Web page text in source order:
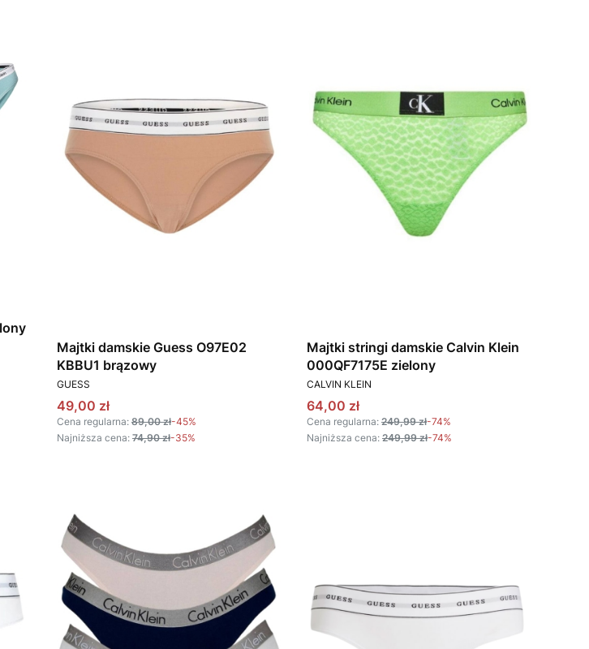
Majtki damskie Guess O97E02
KBBU1 brązowy
PRODUCENT
GUESS
Cena promocyjna
49,00 zł
Cena regularna: 89,00 zł-45%
Najniższa cena: 74,90 zł-35%
Majtki stringi damskie Calvin Klein
000QF7175E zielony
PRODUCENT
CALVIN KLEIN
Cena promocyjna
64,00 zł
Cena regularna: 249,99 zł-74%
Najniższa cena: 249,99 zł-74%